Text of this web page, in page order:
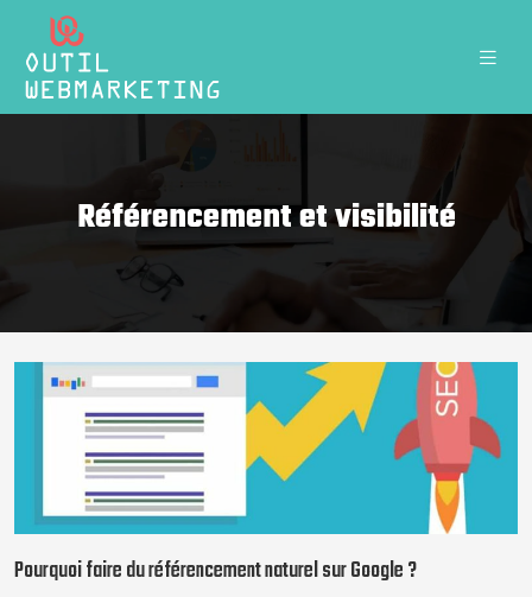
Référencement et visibilité
Pourquoi faire du référencement naturel sur Google ?